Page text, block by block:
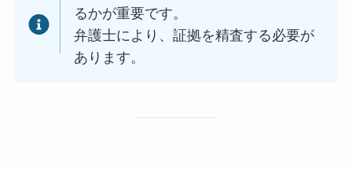
るかが重要です。
弁護士により、証拠を精査する必要が
あります。